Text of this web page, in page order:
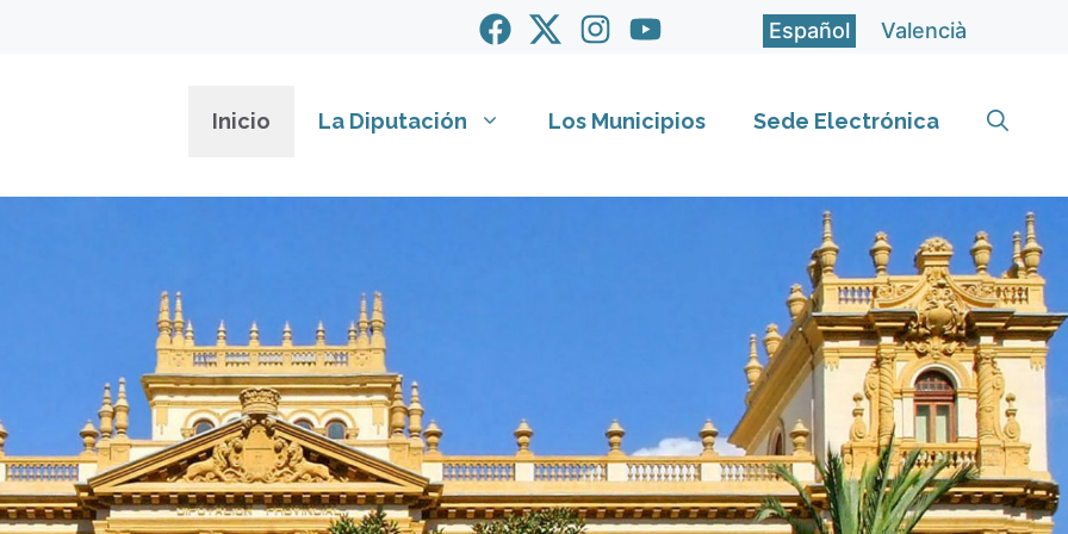
Español Valencià
Inicio La Diputación Los Municipios Sede Electrónica